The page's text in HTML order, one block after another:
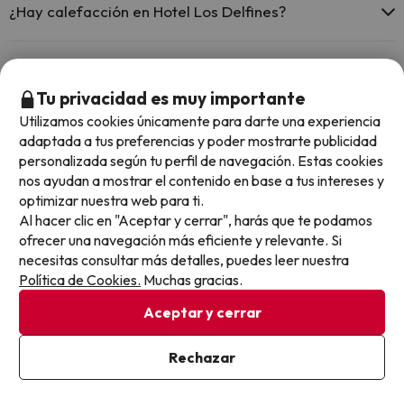
¿Hay calefacción en Hotel Los Delfines?
Hotel Los Delfines?
Sí, Hotel Los Delfines tiene aire acondicionado en las zonas
comunes.
¿Hay restaurante en Hotel Los Delfines?
Sí, Hotel Los Delfines tiene restaurante.
¿Hay bar en Hotel Los Delfines?
Sí, Hotel Los Delfines tiene bar.
Otros chollos en hoteles similares
Tu privacidad es muy importante
Utilizamos cookies únicamente para darte una experiencia
adaptada a tus preferencias y poder mostrarte publicidad
personalizada según tu perfil de navegación. Estas cookies
nos ayudan a mostrar el contenido en base a tus intereses y
optimizar nuestra web para ti.
Al hacer clic en "Aceptar y cerrar", harás que te podamos
ofrecer una navegación más eficiente y relevante. Si
necesitas consultar más detalles, puedes leer nuestra
Política de Cookies. Muchas gracias.
Aceptar y cerrar
Rechazar